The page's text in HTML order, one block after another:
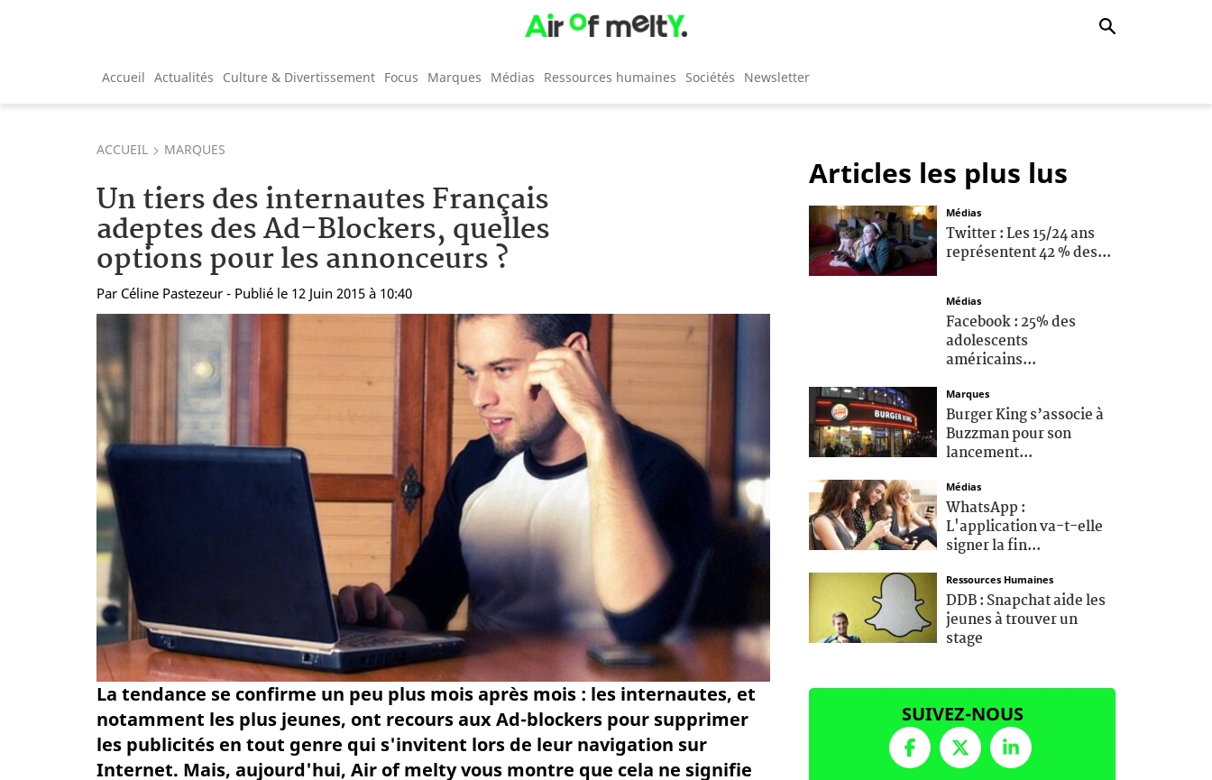
Accueil Actualités Culture & Divertissement Focus Marques Médias Ressources humaines Sociétés Newsletter
ACCUEIL MARQUES
Un tiers des internautes Français
adeptes des Ad-Blockers, quelles
options pour les annonceurs ?
Par Céline Pastezeur - Publié le 12 Juin 2015 à 10:40
La tendance se confirme un peu plus mois après mois : les internautes, et
notamment les plus jeunes, ont recours aux Ad-blockers pour supprimer
les publicités en tout genre qui s'invitent lors de leur navigation sur
Internet. Mais, aujourd'hui, Air of melty vous montre que cela ne signifie
Articles les plus lus
Médias
Twitter : Les 15/24 ans
représentent 42 % des...
Médias
Facebook : 25% des
adolescents
américains...
Marques
Burger King s’associe à
Buzzman pour son
lancement...
Médias
WhatsApp :
L'application va-t-elle
signer la fin...
Ressources Humaines
DDB : Snapchat aide les
jeunes à trouver un
stage
SUIVEZ-NOUS